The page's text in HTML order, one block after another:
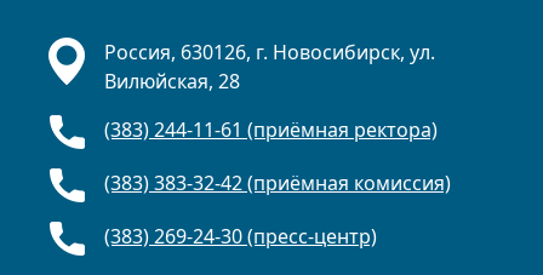
Россия, 630126, г. Новосибирск, ул.
Вилюйская, 28
(383) 244-11-61 (приёмная ректора)
(383) 383-32-42 (приёмная комиссия)
(383) 269-24-30 (пресс-центр)